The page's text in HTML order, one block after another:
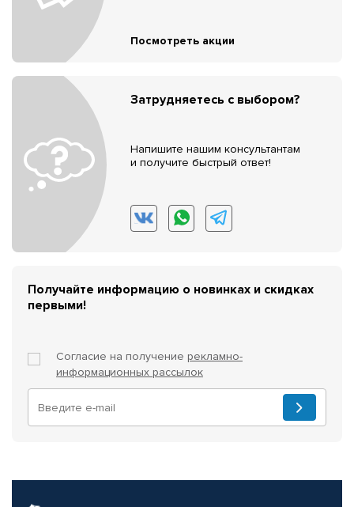
Посмотреть акции
Затрудняетесь с выбором?
Напишите нашим консультантам
и получите быстрый ответ!
Получайте информацию о новинках и скидках
первыми!
Согласие на получение рекламно-
информационных рассылок